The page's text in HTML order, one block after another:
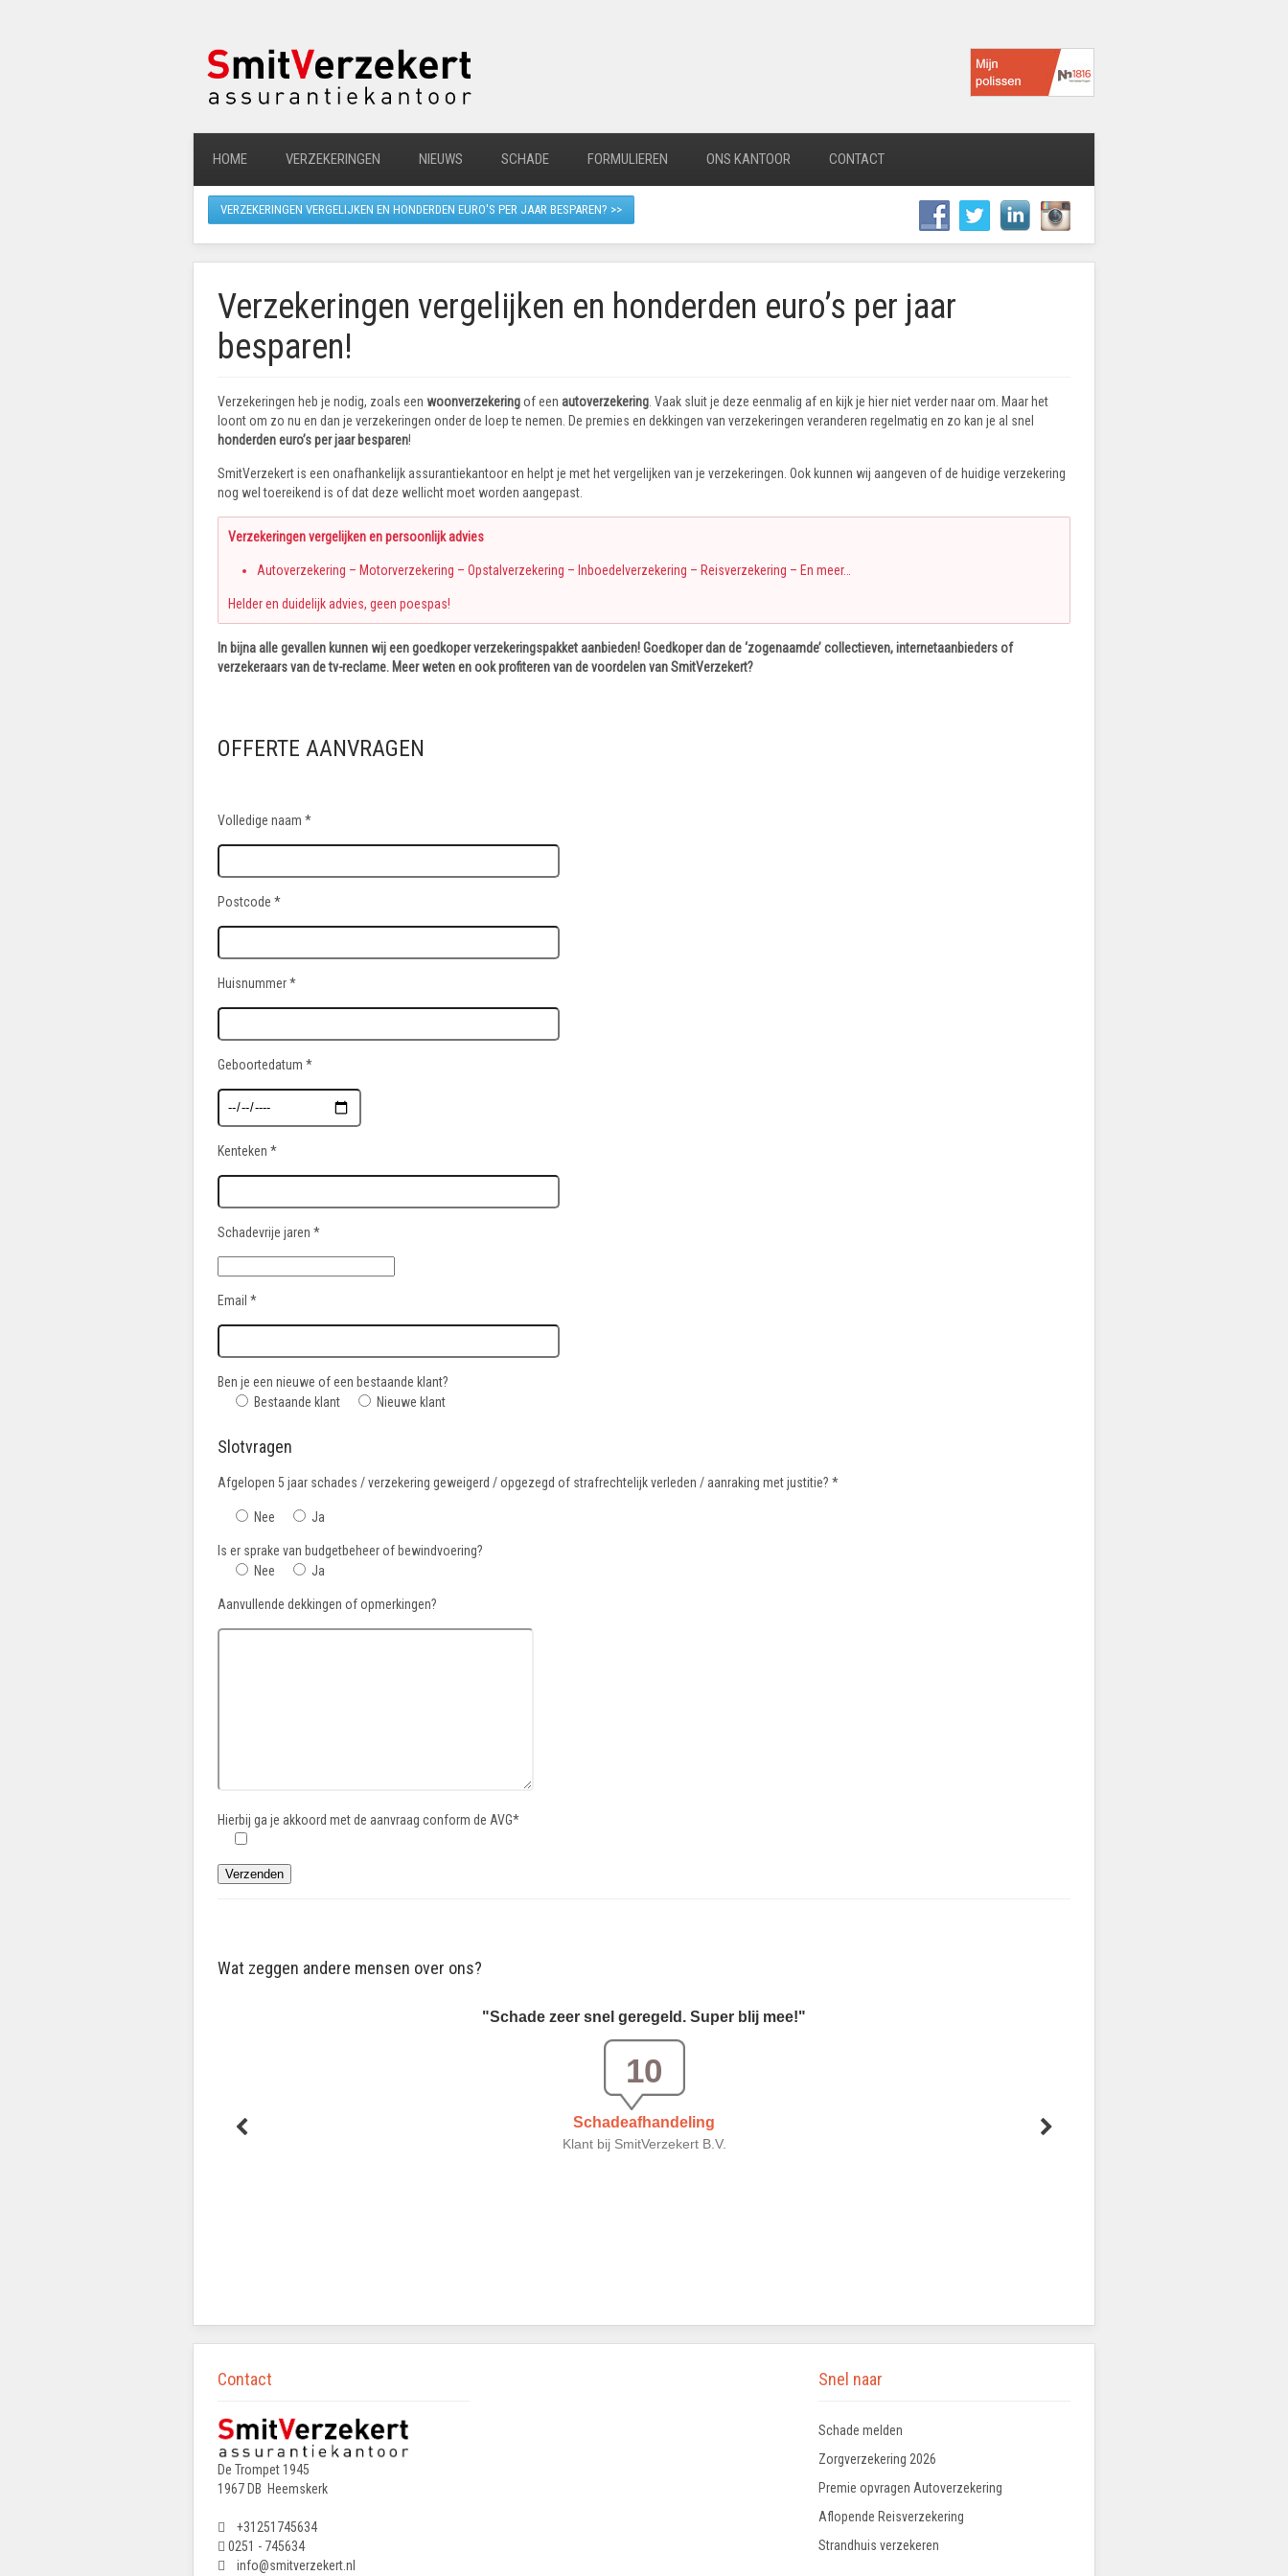
HOME VERZEKERINGEN NIEUWS SCHADE FORMULIEREN ONS KANTOOR CONTACT
VERZEKERINGEN VERGELIJKEN EN HONDERDEN EURO'S PER JAAR BESPAREN? >>
Verzekeringen vergelijken en honderden euro’s per jaar
besparen!
Verzekeringen heb je nodig, zoals een woonverzekeringof een autoverzekering . Vaak sluit je deze eenmalig af en kijk je hier niet verder naar om. Maar het
loont om zo nu en dan je verzekeringen onder de loep te nemen. De premies en dekkingen van verzekeringen veranderen regelmatig en zo kan je al snel
honderden euro’s per jaar besparen!
SmitVerzekert is een onafhankelijk assurantiekantoor en helpt je met het vergelijken van je verzekeringen. Ook kunnen wij aangeven of de huidige verzekering
nog wel toereikend is of dat deze wellicht moet worden aangepast.
Verzekeringen vergelijken en persoonlijk advies
Autoverzekering – Motorverzekering – Opstalverzekering – Inboedelverzekering – Reisverzekering – En meer…
Helder en duidelijk advies, geen poespas!
In bijna alle gevallen kunnen wij een goedkoper verzekeringspakket aanbieden! Goedkoper dan de ‘zogenaamde’ collectieven, internetaanbieders of
verzekeraars van de tv-reclame. Meer weten en ook profiteren van de voordelen van SmitVerzekert?
OFFERTE AANVRAGEN
Volledige naam *
Postcode *
Huisnummer *
Geboortedatum *
Kenteken *
Schadevrije jaren *
Email *
Ben je een nieuwe of een bestaande klant?
Bestaande klant
Nieuwe klant
Slotvragen
Afgelopen 5 jaar schades / verzekering geweigerd / opgezegd of strafrechtelijk verleden / aanraking met justitie? *
Nee Ja
Is er sprake van budgetbeheer of bewindvoering?
Nee
Ja
Aanvullende dekkingen of opmerkingen?
Hierbij ga je akkoord met de aanvraag conform de AVG*
Wat zeggen andere mensen over ons?
Contact
De Trompet 1945
1967 DB Heemskerk
+31251745634
0251 - 745634
info@smitverzekert.nl
Snel naar
Schade melden
Zorgverzekering 2026
Premie opvragen Autoverzekering
Aflopende Reisverzekering
Strandhuis verzekeren